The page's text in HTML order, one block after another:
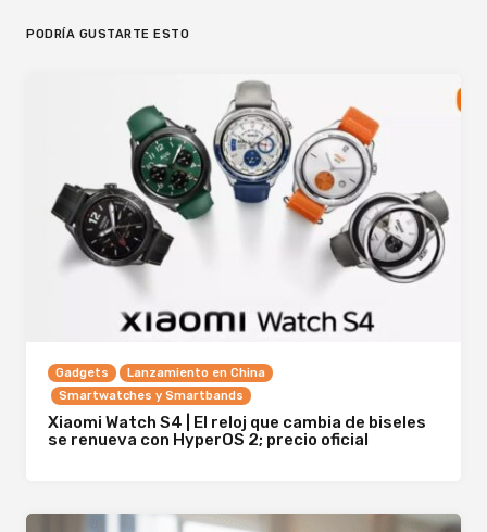
PODRÍA GUSTARTE ESTO
Gadgets
Lanzamiento en China
Smartwatches y Smartbands
Xiaomi Watch S4 | El reloj que cambia de biseles
se renueva con HyperOS 2; precio oficial